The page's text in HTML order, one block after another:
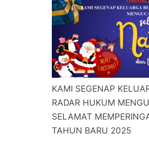
KAMI SEGENAP
RADAR HUKUM
SELAMAT
TAHUN BARU 2025